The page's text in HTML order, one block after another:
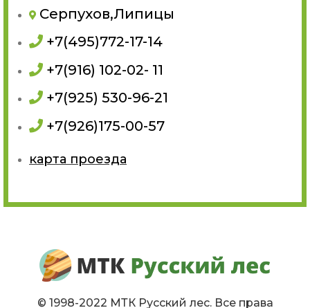
Серпухов,Липицы
+7(495)772-17-14
+7(916) 102-02- 11
+7(925) 530-96-21
+7(926)175-00-57
карта проезда
© 1998-2022 МТК Русский лес. Все права